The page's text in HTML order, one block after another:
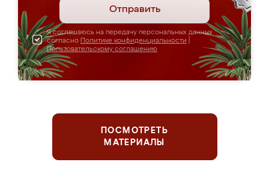
Отправить
Я соглашаюсь на передачу персональных данных
согласно Политике конфиденциальности
Пользовательскому соглашению
ПОСМОТРЕТЬ
МАТЕРИАЛЫ